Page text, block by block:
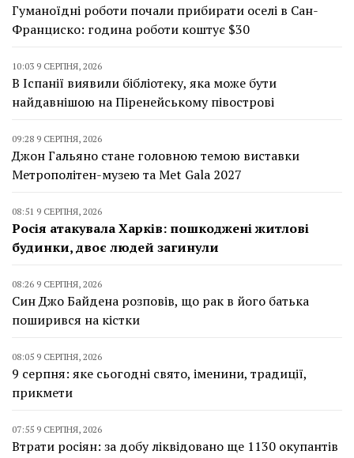
Гуманоїдні роботи почали прибирати оселі в Сан-
Франциско: година роботи коштує $30
10:03 9 СЕРПНЯ, 2026
В Іспанії виявили бібліотеку, яка може бути
найдавнішою на Піренейському півострові
09:28 9 СЕРПНЯ, 2026
Джон Гальяно стане головною темою виставки
Метрополітен-музею та Met Gala 2027
08:51 9 СЕРПНЯ, 2026
Росія атакувала Харків: пошкоджені житлові
будинки, двоє людей загинули
08:26 9 СЕРПНЯ, 2026
Син Джо Байдена розповів, що рак в його батька
поширився на кістки
08:05 9 СЕРПНЯ, 2026
9 серпня: яке сьогодні свято, іменини, традиції,
прикмети
07:55 9 СЕРПНЯ, 2026
Втрати росіян: за добу ліквідовано ще 1130 окупантів